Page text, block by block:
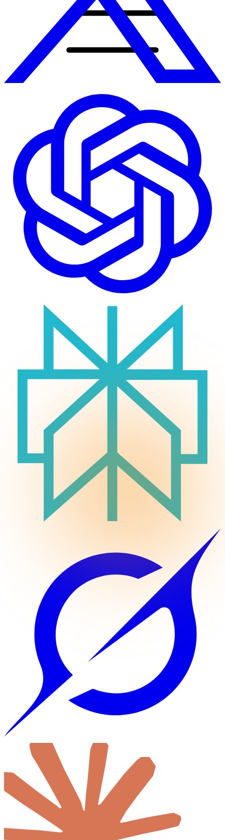
Accueil
Prestations
Tout
Sites web sur mesure
Application mobile
Automatisation & IA
Logiciel métier
Audit de Cybersécurité
Réalisations
Projets d'applications iOS & Android
Plateformes métiers personnalisées
Actualités & Tendances Tech
Développement Web & Mobile
Automatisation, IA & Outils
Anecdotes & Perles du Web
Cybersécurité